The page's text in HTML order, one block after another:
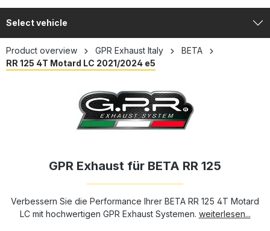
Select vehicle
Product overview GPR Exhaust Italy
BETA
RR 125 4T Motard LC 2021/2024 e5
GPR Exhaust für BETA RR 125
Verbessern Sie die Performance Ihrer BETA RR 125 4T Motard
LC mit hochwertigen GPR Exhaust Systemen. weiterlesen...